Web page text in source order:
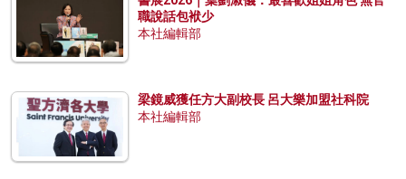
職說話包袱少
本社編輯部
梁鏡威獲任方大副校長 呂大樂加盟社科院
本社編輯部